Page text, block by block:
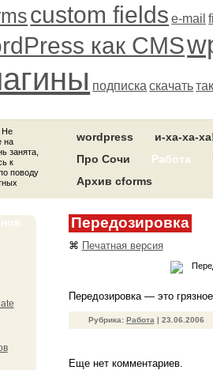
custom fields e-mail
как CMS
подписка скачать
Не
на
занята,
к
поводу
wordpress
и-ха-ха-
Про Сочи
Работа
Архив cforms
Передозировка
⌘ Печатная версия
Передозировка — это
Рубрика: Работа | 23.06.2006
Еще нет комментариев.